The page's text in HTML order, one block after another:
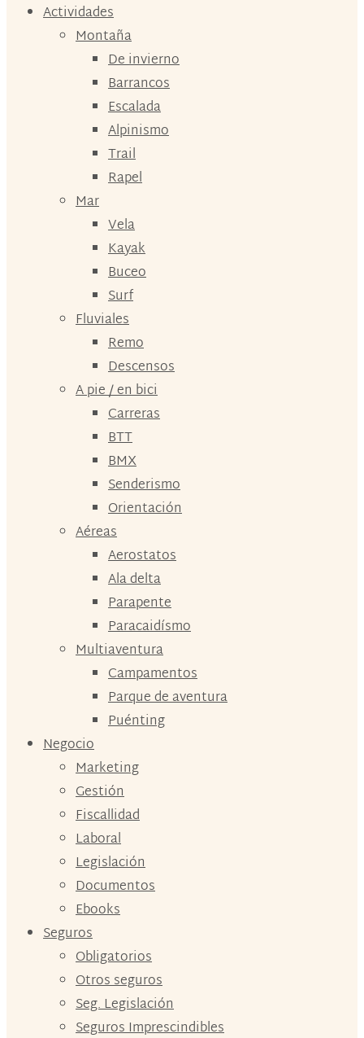
Actividades
Montaña
De invierno
Barrancos
Escalada
Alpinismo
Trail
Rapel
Mar
Vela
Kayak
Buceo
Surf
Fluviales
Remo
Descensos
A pie / en bici
Carreras
BTT
BMX
Senderismo
Orientación
Aéreas
Aerostatos
Ala delta
Parapente
Paracaidísmo
Multiaventura
Campamentos
Parque de aventura
Puénting
Negocio
Marketing
Gestión
Fiscallidad
Laboral
Legislación
Documentos
Ebooks
Seguros
Obligatorios
Otros seguros
Seg. Legislación
Seguros Imprescindibles